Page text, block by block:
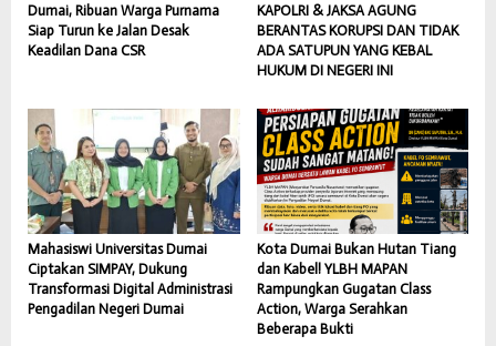
Dumai, Ribuan Warga Purnama
Siap Turun ke Jalan Desak
Keadilan Dana CSR
KAPOLRI & JAKSA AGUNG
BERANTAS KORUPSI DAN TIDAK
ADA SATUPUN YANG KEBAL
HUKUM DI NEGERI INI
Mahasiswi Universitas Dumai
Ciptakan SIMPAY, Dukung
Transformasi Digital Administrasi
Pengadilan Negeri Dumai
Kota Dumai Bukan Hutan Tiang
dan Kabel! YLBH MAPAN
Rampungkan Gugatan Class
Action, Warga Serahkan
Beberapa Bukti